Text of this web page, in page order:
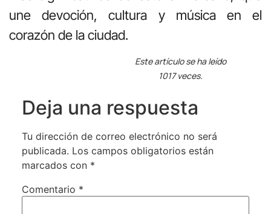
une devoción, cultura y música en el
corazón de la ciudad.
Este artículo se ha leído
1017 veces.
Deja una respuesta
Tu dirección de correo electrónico no será
publicada. Los campos obligatorios están
marcados con *
Comentario *